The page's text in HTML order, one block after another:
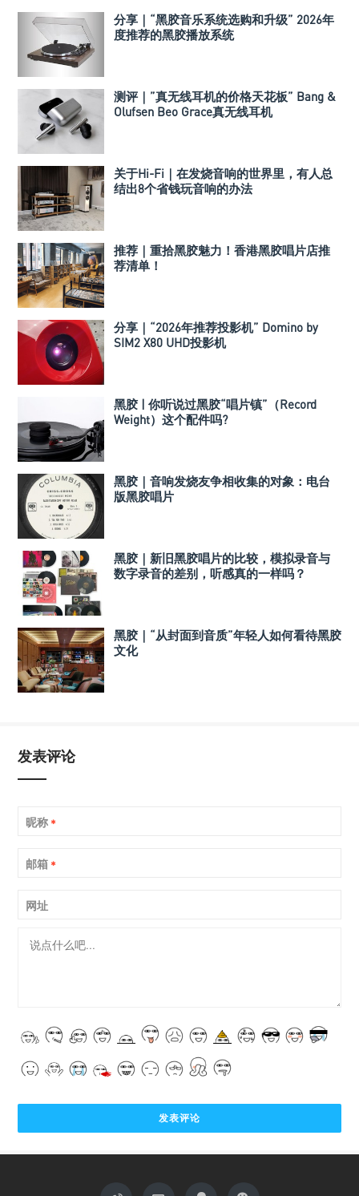
分享｜“黑胶音乐系统选购和升级” 2026年
度推荐的黑胶播放系统
测评｜”真无线耳机的价格天花板” Bang &
Olufsen Beo Grace真无线耳机
关于Hi-Fi｜在发烧音响的世界里，有人总
结出8个省钱玩音响的办法
推荐｜重拾黑胶魅力！香港黑胶唱片店推
荐清单！
分享｜“2026年推荐投影机” Domino by
SIM2 X80 UHD投影机
黑胶 | 你听说过黑胶“唱片镇”（Record
Weight）这个配件吗?
黑胶｜音响发烧友争相收集的对象：电台
版黑胶唱片
黑胶｜新旧黑胶唱片的比较，模拟录音与
数字录音的差别，听感真的一样吗？
黑胶｜“从封面到音质”年轻人如何看待黑胶
文化
发表评论
昵称 *
邮箱 *
网址